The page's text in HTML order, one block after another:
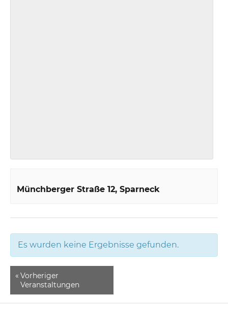
Münchberger Straße 12 Sparneck
Es wurden keine Ergebnisse gefunden.
« Vorheriger
Veranstaltungen